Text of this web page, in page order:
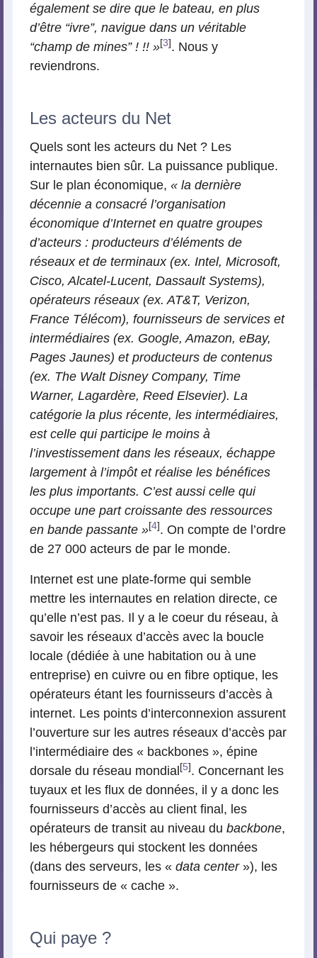
également se dire que le bateau, en plus
d’être “ivre”, navigue dans un véritable
“champ de mines” ! !! »[3] . Nous y
reviendrons.
Les acteurs du Net
Quels sont les acteurs du Net ? Les
internautes bien sûr. La puissance publique.
Sur le plan économique, « la dernière
décennie a consacré l’organisation
économique d’Internet en quatre groupes
d’acteurs : producteurs d’éléments de
réseaux et de terminaux (ex. Intel, Microsoft,
Cisco, Alcatel-Lucent, Dassault Systems),
opérateurs réseaux (ex. AT&T, Verizon,
France Télécom), fournisseurs de services et
intermédiaires (ex. Google, Amazon, eBay,
Pages Jaunes) et producteurs de contenus
(ex. The Walt Disney Company, Time
Warner, Lagardère, Reed Elsevier). La
catégorie la plus récente, les intermédiaires,
est celle qui participe le moins à
l’investissement dans les réseaux, échappe
largement à l’impôt et réalise les bénéfices
les plus importants. C’est aussi celle qui
occupe une part croissante des ressources
en bande passante »[4] . On compte de l’ordre
de 27 000 acteurs de par le monde.
Internet est une plate-forme qui semble
mettre les internautes en relation directe, ce
qu’elle n’est pas. Il y a le coeur du réseau, à
savoir les réseaux d’accès avec la boucle
locale (dédiée à une habitation ou à une
entreprise) en cuivre ou en fibre optique, les
opérateurs étant les fournisseurs d’accès à
internet. Les points d’interconnexion assurent
l’ouverture sur les autres réseaux d’accès par
l’intermédiaire des « backbones », épine
dorsale du réseau mondial [5] . Concernant les
tuyaux et les flux de données, il y a donc les
fournisseurs d’accès au client final, les
opérateurs de transit au niveau du backbone,
les hébergeurs qui stockent les données
(dans des serveurs, les « data center»), les
fournisseurs de « cache ».
Qui paye ?